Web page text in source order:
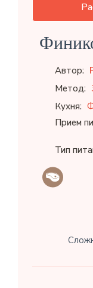
Автор:
Метод:
Кухня:
Прием
Тип